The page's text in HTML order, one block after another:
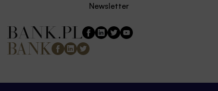
Newsletter